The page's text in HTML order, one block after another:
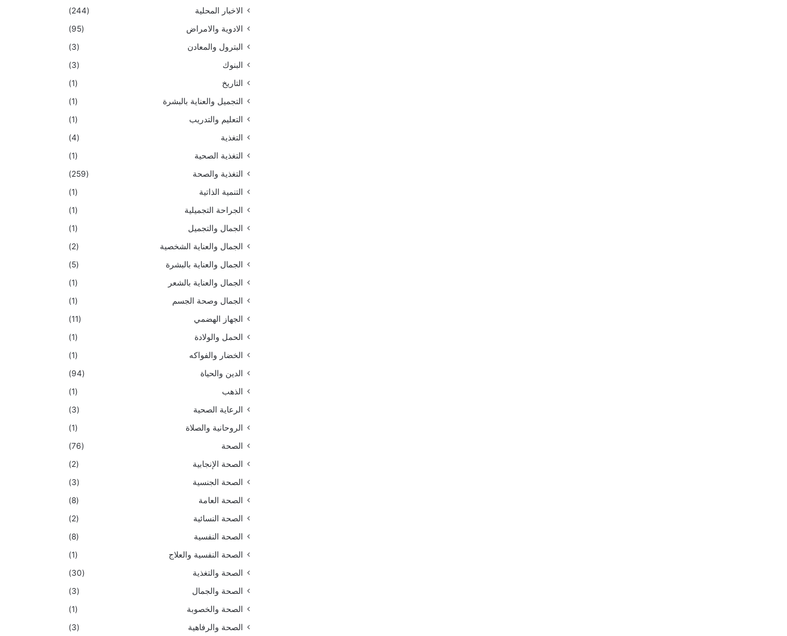
الاخبار المحلية
(244)
الادوية والامراض
(95)
البترول والمعادن
(3)
البنوك
(3)
التاريخ
(1)
التجميل والعناية بالبشرة
(1)
التعليم والتدريب
(1)
التغذية
(4)
التغذية الصحية
(1)
التغذية والصحة
(259)
التنمية الذاتية
(1)
الجراحة التجميلية
(1)
الجمال والتجميل
(1)
الجمال والعناية الشخصية
(2)
الجمال والعناية بالبشرة
(5)
الجمال والعناية بالشعر
(1)
الجمال وصحة الجسم
(1)
الجهاز الهضمي
(11)
الحمل والولادة
(1)
الخضار والفواكه
(1)
الدين والحياة
(94)
الذهب
(1)
الرعاية الصحية
(3)
الروحانية والصلاة
(1)
الصحة
(76)
الصحة الإنجابية
(2)
الصحة الجنسية
(3)
الصحة العامة
(8)
الصحة النسائية
(2)
الصحة النفسية
(8)
الصحة النفسية والعلاج
(1)
الصحة والتغذية
(30)
الصحة والجمال
(3)
الصحة والخصوبة
(1)
الصحة والرفاهية
(3)